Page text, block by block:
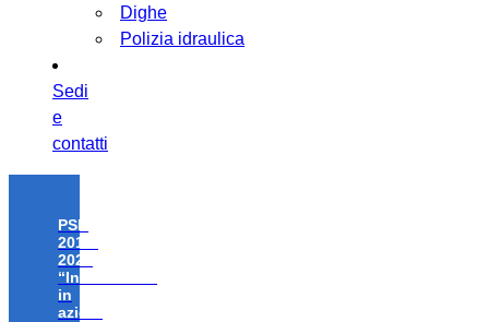
Dighe
Polizia idraulica
Sedi
e
contatti
PSR
2014-
2020
“Investimenti
in
azioni